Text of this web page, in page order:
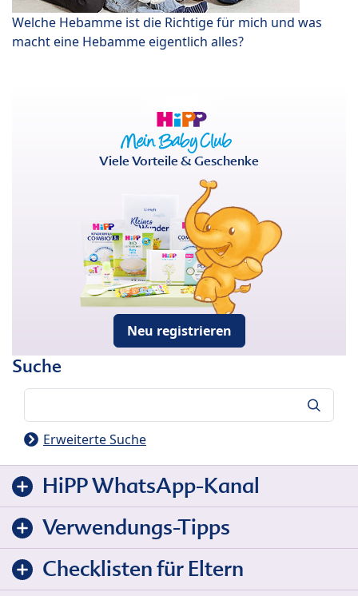
Welche Hebamme ist die Richtige für mich und was
macht eine Hebamme eigentlich alles?
Viele Vorteile & Geschenke
Neu registrieren
Suche
Erweiterte Suche
HiPP WhatsApp-Kanal
Verwendungs-Tipps
Checklisten für Eltern